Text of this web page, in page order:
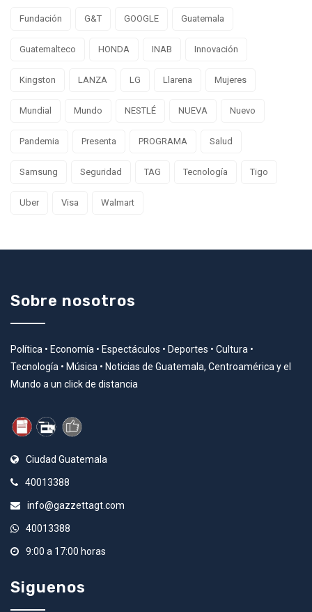
Fundación G&T GOOGLE Guatemala
Guatemalteco HONDA INAB Innovación
Kingston LANZA LG Llarena Mujeres
Mundial Mundo NESTLÉ NUEVA Nuevo
Pandemia Presenta PROGRAMA Salud
Samsung Seguridad TAG Tecnología Tigo
Uber Visa Walmart
Sobre nosotros
Política • Economía • Espectáculos • Deportes • Cultura •
Tecnología • Música • Noticias de Guatemala, Centroamérica y el
Mundo a un click de distancia
Ciudad Guatemala
40013388
info@gazzettagt.com
40013388
9:00 a 17:00 horas
Siguenos